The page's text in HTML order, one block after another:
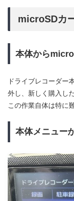
microSDカ
本体から
ドライブレコーダー
外し、新しく購入し
この作業自体は特に
本体メニュー